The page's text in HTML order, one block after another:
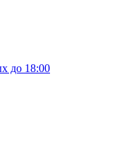
до 18:00